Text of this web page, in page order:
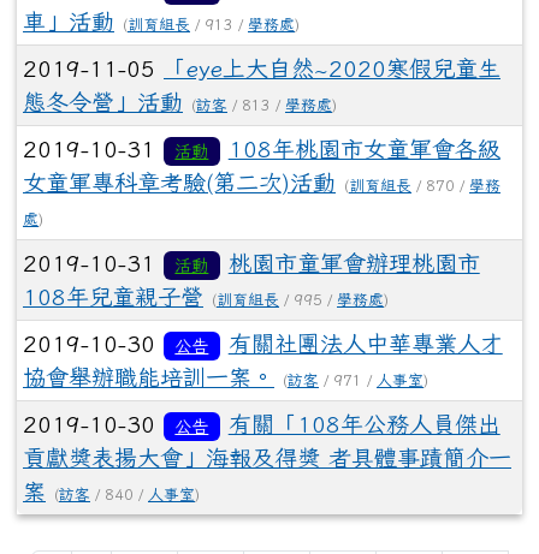
車」活動
(訓育組長 / 913 / 學務處)
2019-11-05
「eye上大自然~2020寒假兒童生
態冬令營」活動
(訪客 / 813 / 學務處)
2019-10-31 活動
108年桃園市女童軍會各級
女童軍專科章考驗(第二次)活動
(訓育組長 / 870 / 學務
處)
2019-10-31 活動
桃園市童軍會辦理桃園市
108年兒童親子營
(訓育組長 / 995 / 學務處)
2019-10-30 公告
有關社團法人中華專業人才
協會舉辦職能培訓一案。
(訪客 / 971 / 人事室)
2019-10-30 公告
有關「108年公務人員傑出
貢獻獎表揚大會」海報及得獎 者具體事蹟簡介一
案
(訪客 / 840 / 人事室)